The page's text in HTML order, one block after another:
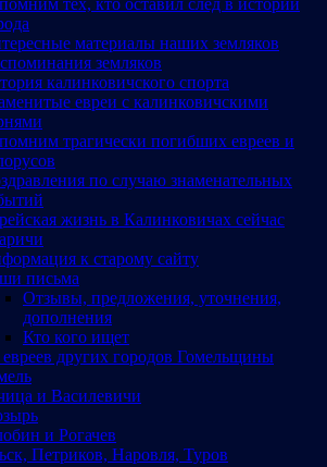
материалы наших земляков
земляков
калинковичского спорта
евреи с калинковичскими
трагически погибших евреев и
по случаю знаменательных
жизнь в Калинковичах сейчас
к старому сайту
письма
Отзывы, предложения, уточнения,
дополнения
Кто кого ищет
других городов Гомельщины
и Василевичи
и Рогачев
Петриков, Наровля, Туров